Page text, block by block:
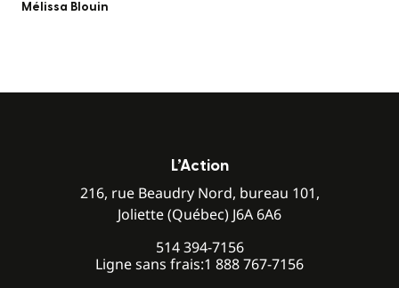
Mélissa Blouin
L’Action
216, rue Beaudry Nord, bureau 101,
Joliette (Québec) J6A 6A6
514 394-7156
Ligne sans frais:1 888 767-7156